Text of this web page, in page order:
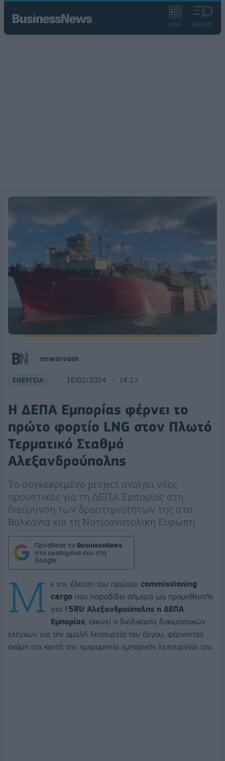
ΡΟΗ ΜΕΝΟΥ
newsroom
ΕΝΕΡΓΕΙΑ 16/02/2024 14:27
Η ΔΕΠΑ Εμπορίας φέρνει το
πρώτο φορτίο LNG στον Πλωτό
Τερματικό Σταθμό
Αλεξανδρούπολης
Το συγκεκριμένο project ανοίγει νέες
προοπτικές για τη ΔΕΠΑ Εμπορίας στη
διεύρυνση των δραστηριοτήτων της στα
Βαλκάνια και τη Νοτιοανατολική Ευρώπη.
Πρόσθεσε το BusinessNews
στα αγαπημένα σου στη
Google
Μ ε την έλευση του πρώτου commissioning
cargo που παραδίδει σήμερα ως προμηθευτής
στο FSRU Αλεξανδρούπολης η ΔΕΠΑ
Εμπορίας, εκκινεί η διαδικασία δοκιμαστικών
ελέγχων για την ομαλή λειτουργία του έργου, φέρνοντας
ακόμη πιο κοντά την ημερομηνία εμπορικής λειτουργίας του.